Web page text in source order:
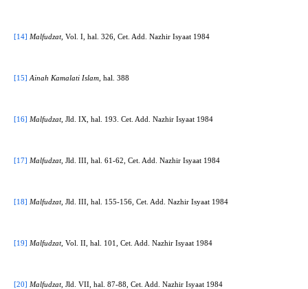
[14] Malfudzat, Vol. I, hal. 326, Cet. Add. Nazhir Isyaat 1984
[15] Ainah Kamalati Islam, hal. 388
[16] Malfudzat, Jld. IX, hal. 193. Cet. Add. Nazhir Isyaat 1984
[17] Malfudzat, Jld. III, hal. 61-62, Cet. Add. Nazhir Isyaat 1984
[18] Malfudzat, Jld. III, hal. 155-156, Cet. Add. Nazhir Isyaat 1984
[19] Malfudzat, Vol. II, hal. 101, Cet. Add. Nazhir Isyaat 1984
[20] Malfudzat, Jld. VII, hal. 87-88, Cet. Add. Nazhir Isyaat 1984